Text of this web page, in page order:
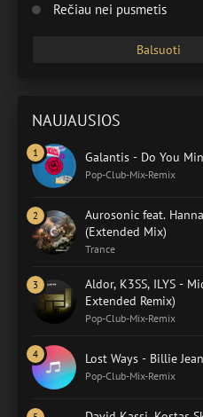
Rečiau nei pusmetis
Balsuoti
NAUJAUSIOS
Galantis - Do You
Pop-Club-Mix-Remix
Aurosonic feat.
(Extended Mix)
Trance
Aldor, K3SS, ILYS -
Extended Remix)
Pop-Club-Mix-Remix
Lost Ways - Billie
Pop-Club-Mix-Remix